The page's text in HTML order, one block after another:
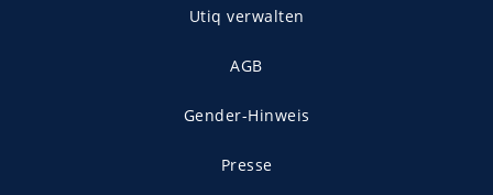
Utiq verwalten
AGB
Gender-Hinweis
Presse